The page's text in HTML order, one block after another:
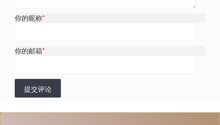
你的昵称*
你的邮箱*
提交评论